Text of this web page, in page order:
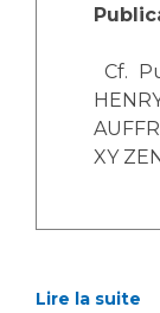
Cf.
XY
Lire la suite